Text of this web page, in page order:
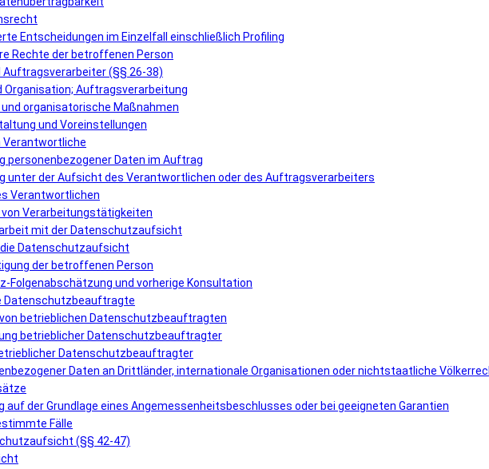
Entscheidungen im Einzelfall einschließlich Profiling
Rechte der betroffenen Person
Auftragsverarbeiter (§§ 26-38)
Organisation; Auftragsverarbeitung
organisatorische Maßnahmen
und Voreinstellungen
Verantwortliche
personenbezogener Daten im Auftrag
unter der Aufsicht des Verantwortlichen oder des Auftragsverarbeiters
Verantwortlichen
Verarbeitungstätigkeiten
mit der Datenschutzaufsicht
die Datenschutzaufsicht
der betroffenen Person
Folgenabschätzung und vorherige Konsultation
Datenschutzbeauftragte
betrieblichen Datenschutzbeauftragten
betrieblicher Datenschutzbeauftragter
Datenschutzbeauftragter
Daten an Drittländer, internationale Organisationen oder nichtstaatliche
auf der Grundlage eines Angemessenheitsbeschlusses oder bei geeigneten Garantien
Fälle
(§§ 42-47)